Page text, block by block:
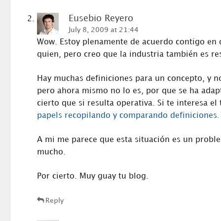
Eusebio Reyero
July 8, 2009 at 21:44
Wow. Estoy plenamente de acuerdo contigo
quien, pero creo que la industria también es
Hay muchas definiciones para un concepto, y
pero ahora mismo no lo es, por que se ha
cierto que si resulta operativa. Si te interesa el
papels recopilando y comparando definiciones.
A mi me parece que esta situación es un
mucho.
Por cierto. Muy guay tu blog.
Reply